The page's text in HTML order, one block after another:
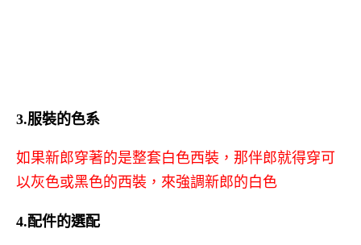
3.服裝的色系
如果新郎穿著的是整套白色西裝，那伴郎就得穿可
以灰色或黑色的西裝，來強調新郎的白色
4.配件的選配